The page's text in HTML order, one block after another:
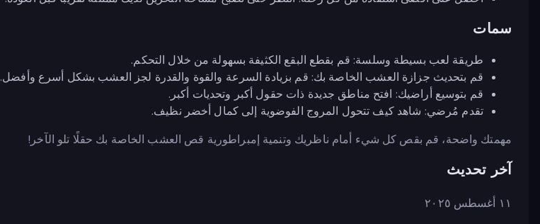
سمات
طريقة لعب بسيطة وسلسة: قم بقطع البقع الكثيفة بسهولة من خلال التحكم.
قم بتحديث جزازة العشب الخاصة بك: قم بزيادة السرعة والقوة والقدرة لجز العشب بشكل أسرع وأفضل.
قم بتوسيع أراضيك: افتح مناطق جديدة ذات حقول أكبر وتحديات أكبر.
تقدم مُرضي: شاهد كيف تتحول المروج الفوضوية إلى كمال أخضر نظيف.
مهمتك واضحة، قم بقص كل شيء أمام ناظريك وتنمية إمبراطورية قص العشب الخاصة بك حقلًا تلو الآخر!
آخر تحديث
١١ أغسطس ٢٠٢٥